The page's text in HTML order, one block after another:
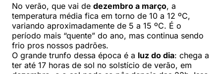
No verão, que vai de dezembro a março, a
temperatura média fica em torno de 10 a 12 ºC,
variando aproximadamente de 5 a 15 ºC. É o
período mais “quente” do ano, mas continua sendo
frio pros nossos padrões.
O grande trunfo dessa época é a luz do dia: chega a
ter até 17 horas de sol no solstício de verão, em